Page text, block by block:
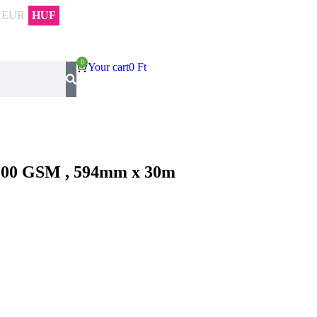
EUR HUF
Your cart0 Ft
GSM , 594mm x 30m